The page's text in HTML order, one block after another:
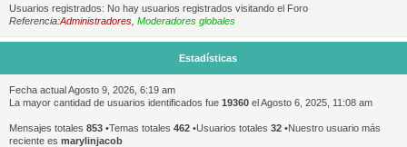
Usuarios registrados: No hay usuarios registrados visitando el Foro
Referencia:Administradores Moderadores globales
Estadísticas
Fecha actual Agosto 9, 2026, 6:19 am
La mayor cantidad de usuarios identificados fue 19360 el Agosto 6, 2025, 11:08 am
Mensajes totales 853 •Temas totales 462 •Usuarios totales 32 •Nuestro usuario más
reciente es marylinjacob